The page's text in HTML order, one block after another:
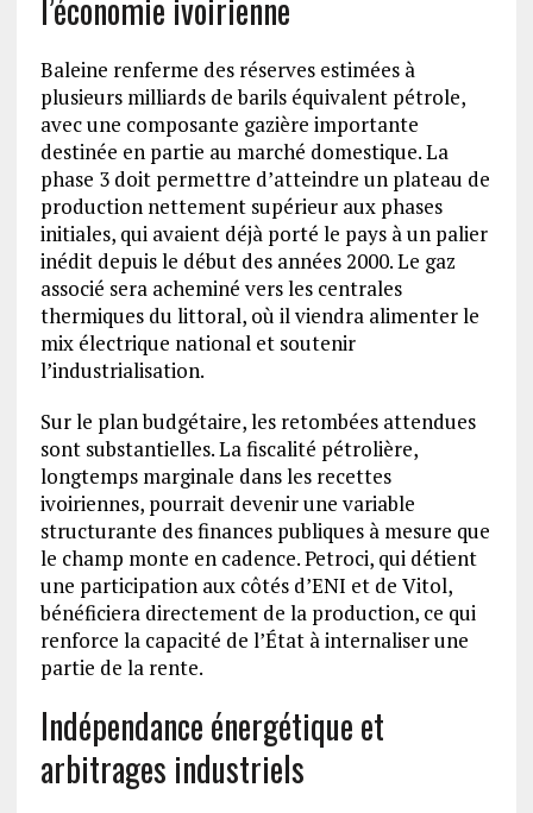
l’économie ivoirienne
Baleine renferme des réserves estimées à
plusieurs milliards de barils équivalent pétrole,
avec une composante gazière importante
destinée en partie au marché domestique. La
phase 3 doit permettre d’atteindre un plateau de
production nettement supérieur aux phases
initiales, qui avaient déjà porté le pays à un palier
inédit depuis le début des années 2000. Le gaz
associé sera acheminé vers les centrales
thermiques du littoral, où il viendra alimenter le
mix électrique national et soutenir
l’industrialisation.
Sur le plan budgétaire, les retombées attendues
sont substantielles. La fiscalité pétrolière,
longtemps marginale dans les recettes
ivoiriennes, pourrait devenir une variable
structurante des finances publiques à mesure que
le champ monte en cadence. Petroci, qui détient
une participation aux côtés d’ENI et de Vitol,
bénéficiera directement de la production, ce qui
renforce la capacité de l’État à internaliser une
partie de la rente.
Indépendance énergétique et
arbitrages industriels